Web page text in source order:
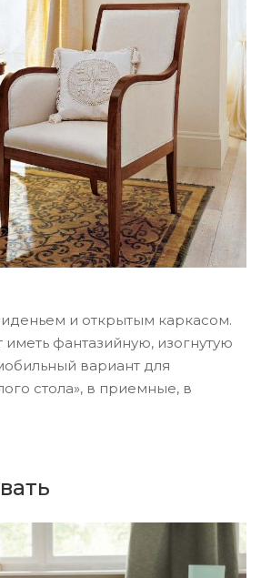
и открытым каркасом.
фантазийную, изогнутую
вариант для
стола», в приемные, в